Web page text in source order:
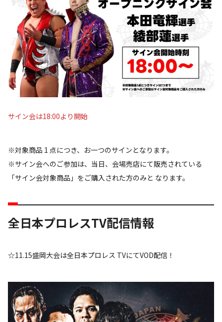
サイン会は18:00より開始
※対象商品 1 点につき、お一つのサインとなります。
※サイン会へのご参加は、当日、会場売店にて販売されている
「サイン会対象商品」をご購入された方のみと なります。
全日本プロレスTV配信情報
☆11.15盛岡大会は全日本プロレス TVにてVOD配信！